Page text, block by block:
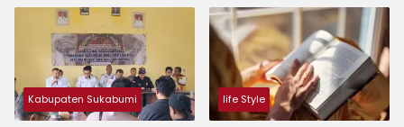
Kabupaten Sukabumi life Style